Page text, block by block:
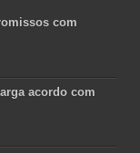
com
acordo com